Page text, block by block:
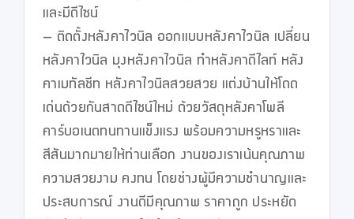
และมีดีไซน์
– ติดตั้งหลังคาไวนิล ออกแบบหลังคาไวนิล เปลี่ยน
หลังคาไวนิล มุงหลังคาไวนิล ทำหลังคาดีไลท์ หลัง
คาเมทัลชีท หลังคาไวนิลสวยสวย แต่งบ้านให้โดด
เด่นด้วยกันสาดดีไซน์ใหม่ ด้วยวัสดุหลังคาโพลี
คาร์บอเนตทนทานแข็งแรง พร้อมความหรูหราและ
สีสันมากมายให้ท่านเลือก งานของเราเน้นคุณภาพ
ความสวยงาม คงทน โดยช่างผู้มีความชำนาญและ
ประสบการณ์ งานดีมีคุณภาพ ราคาถูก ประหยัด